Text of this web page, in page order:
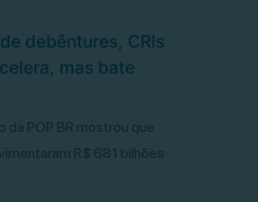
debêntures, CRIs
mas bate
da POP BR mostrou que
R$ 681 bilhões